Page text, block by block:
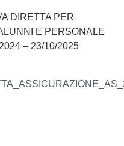
DIRETTA PER
E PERSONALE
– 23/10/2025